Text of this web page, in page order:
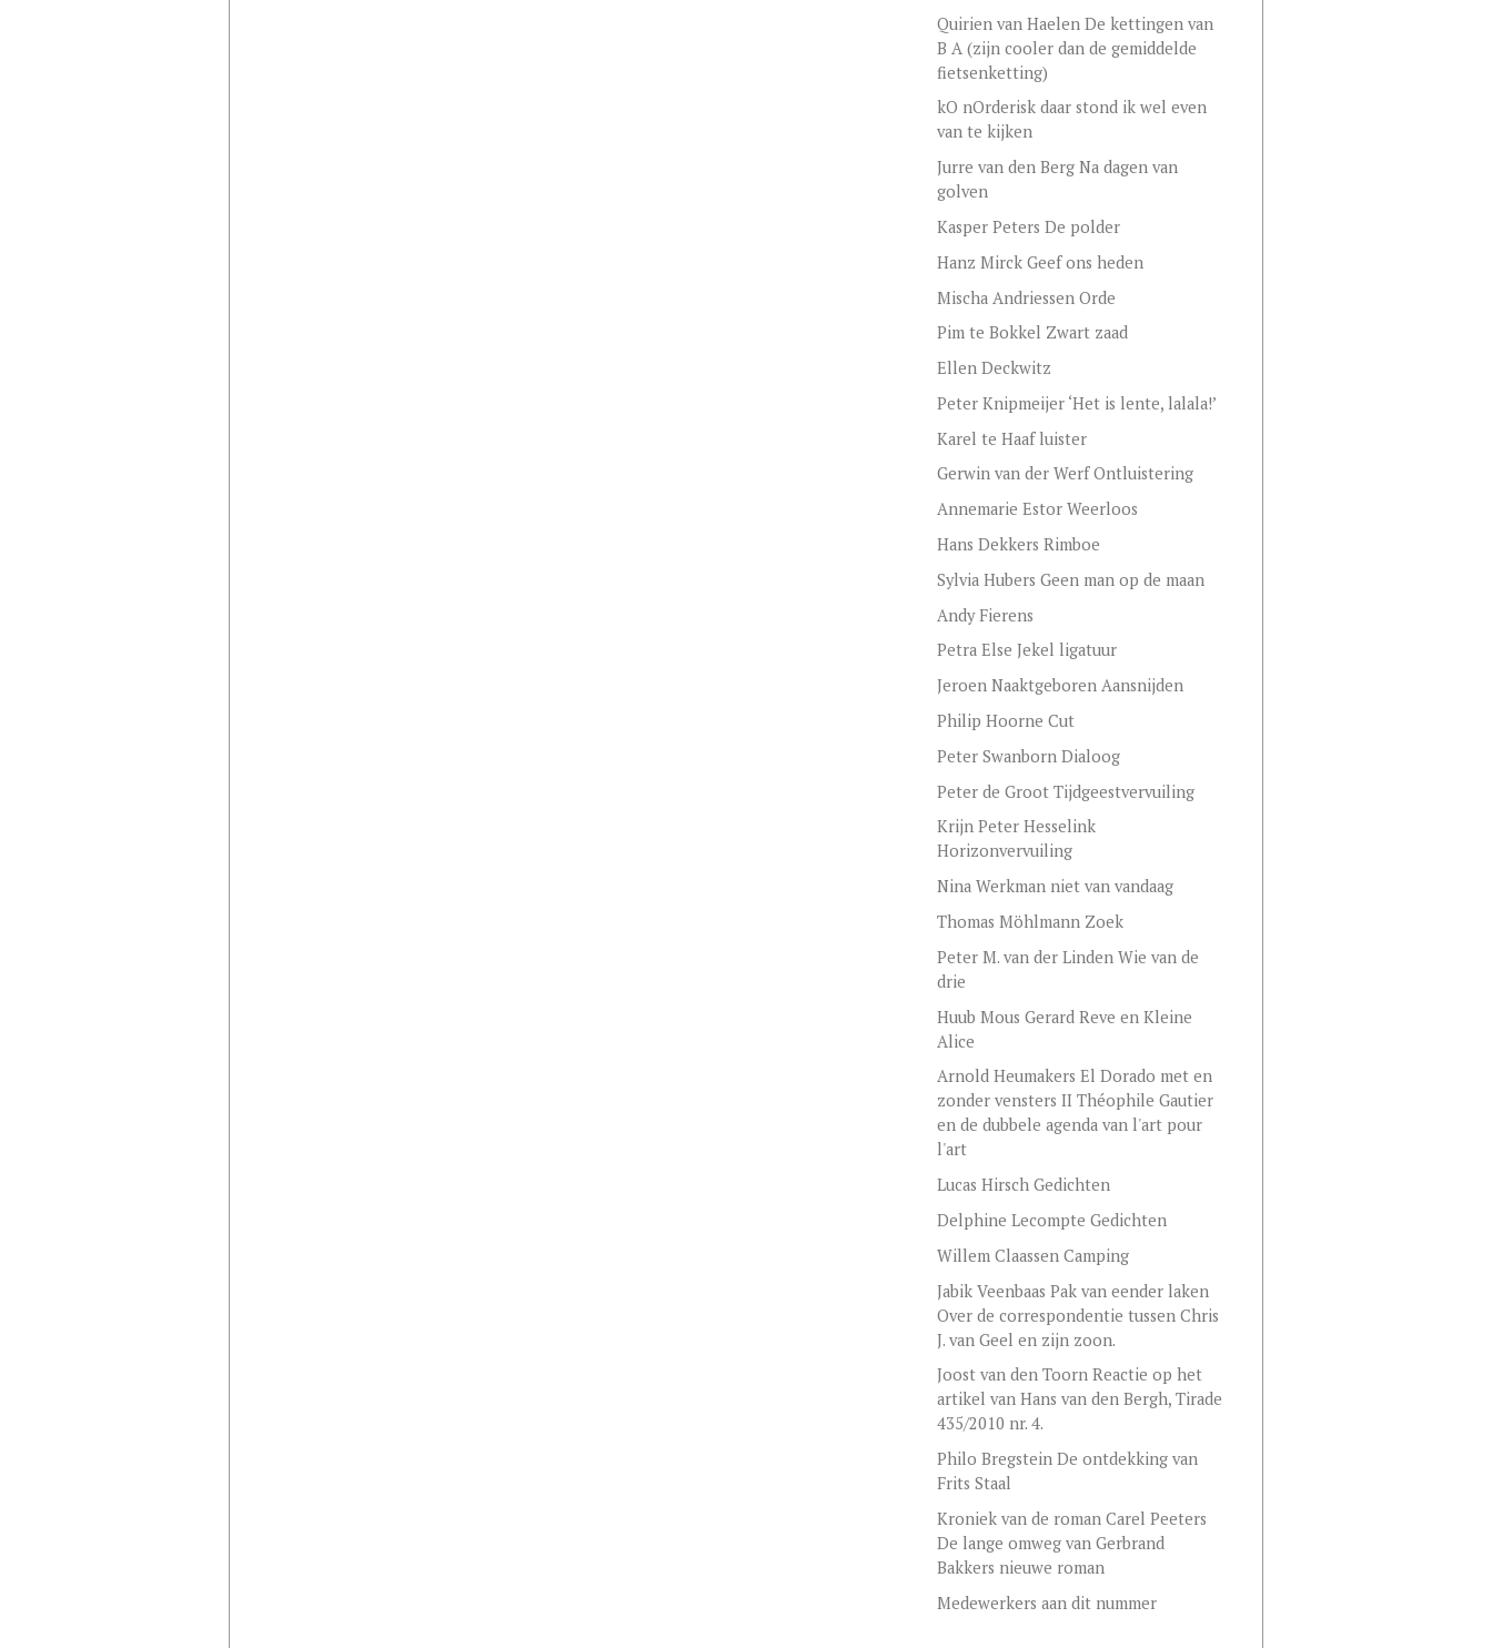
Quirien van Haelen De kettingen van
B A (zijn cooler dan de gemiddelde
fietsenketting)
kO nOrderisk daar stond ik wel even
van te kijken
Jurre van den Berg Na dagen van
golven
Kasper Peters De polder
Hanz Mirck Geef ons heden
Mischa Andriessen Orde
Pim te Bokkel Zwart zaad
Ellen Deckwitz
Peter Knipmeijer ‘Het is lente, lalala!’
Karel te Haaf luister
Gerwin van der Werf Ontluistering
Annemarie Estor Weerloos
Hans Dekkers Rimboe
Sylvia Hubers Geen man op de maan
Andy Fierens
Petra Else Jekel ligatuur
Jeroen Naaktgeboren Aansnijden
Philip Hoorne Cut
Peter Swanborn Dialoog
Peter de Groot Tijdgeestvervuiling
Krijn Peter Hesselink
Horizonvervuiling
Nina Werkman niet van vandaag
Thomas Möhlmann Zoek
Peter M. van der Linden Wie van de
drie
Huub Mous Gerard Reve en Kleine
Alice
Arnold Heumakers El Dorado met en
zonder vensters II Théophile Gautier
en de dubbele agenda van l'art pour
l'art
Lucas Hirsch Gedichten
Delphine Lecompte Gedichten
Willem Claassen Camping
Jabik Veenbaas Pak van eender laken
Over de correspondentie tussen Chris
J. van Geel en zijn zoon.
Joost van den Toorn Reactie op het
artikel van Hans van den Bergh, Tirade
435/2010 nr. 4.
Philo Bregstein De ontdekking van
Frits Staal
Kroniek van de roman Carel Peeters
De lange omweg van Gerbrand
Bakkers nieuwe roman
Medewerkers aan dit nummer